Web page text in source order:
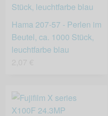
Hama 207-57 - Perlen im
Beutel, ca. 1000 Stück,
leuchtfarbe blau